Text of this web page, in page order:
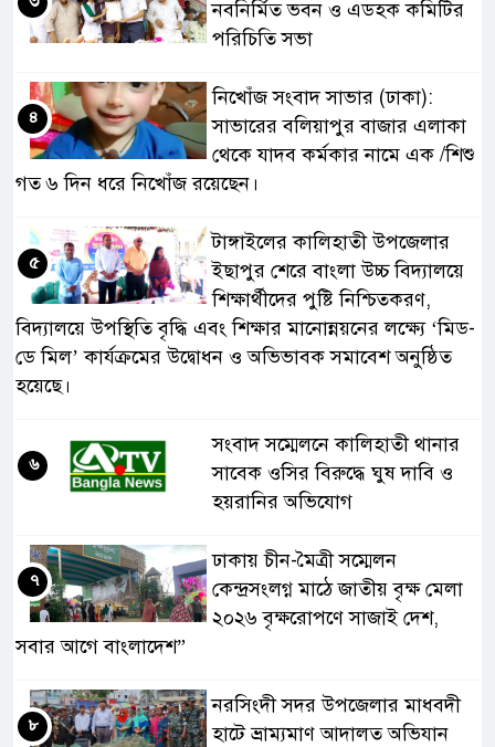
নবনির্মিত ভবন ও এডহক কমিটির
পরিচিতি সভা
নিখোঁজ সংবাদ সাভার (ঢাকা):
সাভারের বলিয়াপুর বাজার এলাকা
থেকে যাদব কর্মকার নামে এক /শিশু
গত ৬ দিন ধরে নিখোঁজ রয়েছেন।
৪
টাঙ্গাইলের কালিহাতী উপজেলার
ইছাপুর শেরে বাংলা উচ্চ বিদ্যালয়ে
শিক্ষার্থীদের পুষ্টি নিশ্চিতকরণ,
বিদ্যালয়ে উপস্থিতি বৃদ্ধি এবং শিক্ষার মানোন্নয়নের লক্ষ্যে ‘মিড-
ডে মিল’ কার্যক্রমের উদ্বোধন ও অভিভাবক সমাবেশ অনুষ্ঠিত
হয়েছে।
৫
সংবাদ সম্মেলনে কালিহাতী থানার
সাবেক ওসির বিরুদ্ধে ঘুষ দাবি ও
হয়রানির অভিযোগ
৬
ঢাকায় চীন-মৈত্রী সম্মেলন
কেন্দ্রসংলগ্ন মাঠে জাতীয় বৃক্ষ মেলা
২০২৬ বৃক্ষরোপণে সাজাই দেশ,
সবার আগে বাংলাদেশ”
৭
নরসিংদী সদর উপজেলার মাধবদী
হাটে ভ্রাম্যমাণ আদালত অভিযান
৮